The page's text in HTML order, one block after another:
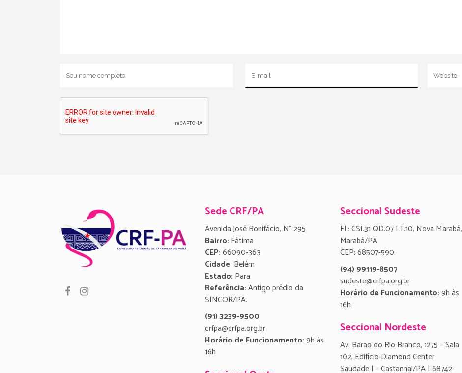
Sede CRF/PA
Avenida José Bonifácio, N° 295
Bairro: Fátima
CEP:66090-363
Cidade: Belém
Estado: Para
Referência:Antigo prédio da
SINCOR/PA.
(91) 3239-9500
crfpa@crfpa.org.br
Horário de Funcionamento:9h às
16h
Seccional Sudeste
FL: CSI.31 QD.07 LT.10, Nova Marabá,
Marabá/PA
CEP: 68507-590.
(94) 99119-8507
sudeste@crfpa.org.br
Horário de Funcionamento:9h às
16h
Seccional Nordeste
Av. Barão do Rio Branco, 1275 – Sala
102, Edifício Diamond Center
Saudade I – Castanhal/PA | 68742-